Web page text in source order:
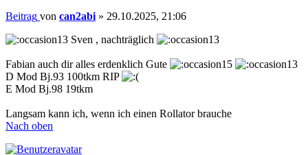
Beitrag von can2abi » 29.10.2025, 21:06
Sven , nachträglich
Fabian auch dir alles erdenklich Gute
D Mod Bj.93 100tkm RIP
E Mod Bj.98 19tkm
Langsam kann ich, wenn ich einen Rollator brauche
Nach oben